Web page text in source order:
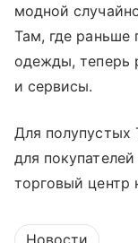
модной
Там, где раньше
одежды, теперь
и сервисы.
Для полупустых
для
торговый центр
Новости